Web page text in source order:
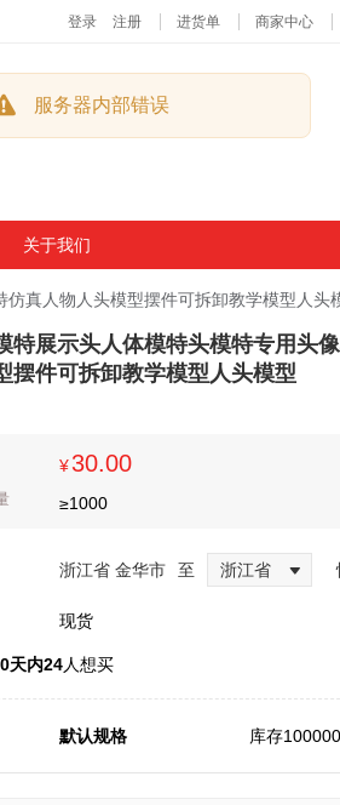
关于我们
真人物人头模型摆件可拆卸教学模型人头
特展示头人体模特头模特专用头
摆件可拆卸教学模型人头模型
¥30.00
≥1000
浙江省 金华市 至 浙江省
现货
天内24人想买
默认规格 库存